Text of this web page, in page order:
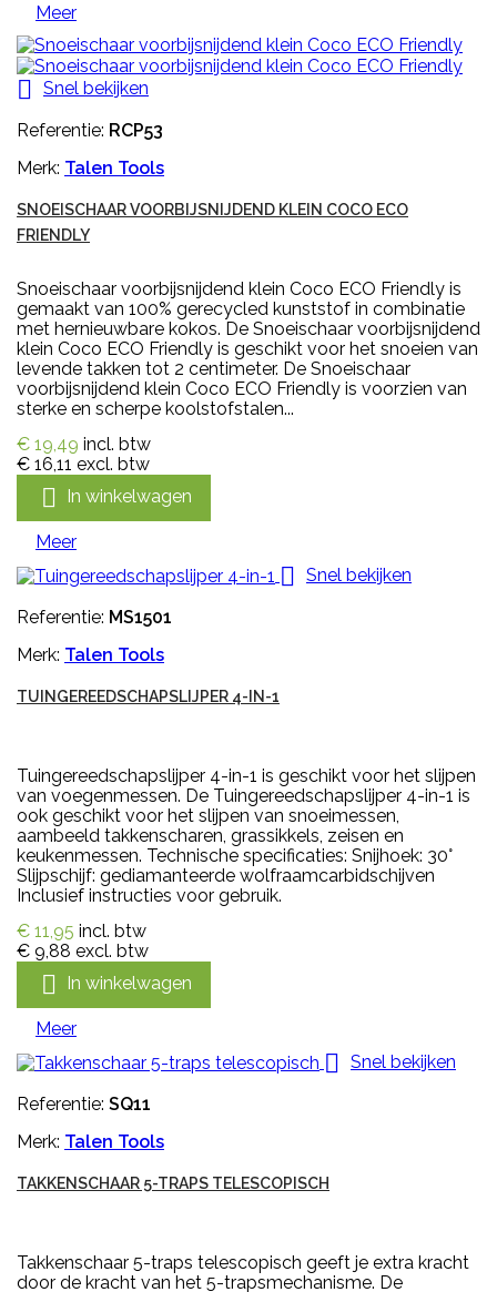
Meer
 Snel bekijken
Referentie: RCP53
Merk: Talen Tools
SNOEISCHAAR VOORBIJSNIJDEND KLEIN COCO ECO
FRIENDLY
Snoeischaar voorbijsnijdend klein Coco ECO Friendly is
gemaakt van 100% gerecycled kunststof in combinatie
met hernieuwbare kokos. De Snoeischaar voorbijsnijdend
klein Coco ECO Friendly is geschikt voor het snoeien van
levende takken tot 2 centimeter. De Snoeischaar
voorbijsnijdend klein Coco ECO Friendly is voorzien van
sterke en scherpe koolstofstalen...
€ 19,49 incl. btw
€ 16,11 excl. btw
 In winkelwagen
Meer
 Snel bekijken
Referentie: MS1501
Merk: Talen Tools
TUINGEREEDSCHAPSLIJPER 4-IN-1
Tuingereedschapslijper 4-in-1 is geschikt voor het slijpen
van voegenmessen. De Tuingereedschapslijper 4-in-1 is
ook geschikt voor het slijpen van snoeimessen,
aambeeld takkenscharen, grassikkels, zeisen en
keukenmessen. Technische specificaties: Snijhoek: 30°
Slijpschijf: gediamanteerde wolfraamcarbidschijven
Inclusief instructies voor gebruik.
€ 11,95 incl. btw
€ 9,88 excl. btw
 In winkelwagen
Meer
 Snel bekijken
Referentie: SQ11
Merk: Talen Tools
TAKKENSCHAAR 5-TRAPS TELESCOPISCH
Takkenschaar 5-traps telescopisch geeft je extra kracht
door de kracht van het 5-trapsmechanisme. De